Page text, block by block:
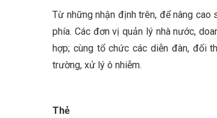
Từ những nhận định trên, để nâng
phía. Các đơn vị quản lý nhà nước,
hợp; cùng tổ chức các diễn đàn, đối
trường, xử lý ô nhiễm.
Thẻ